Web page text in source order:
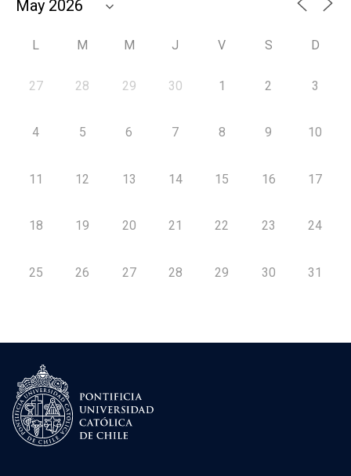
L M M J V S D
27 28 29 30 1 2 3
4 5 6 7 8 9 10
11 12 13 14 15 16 17
18 19 20 21 22 23 24
25 26 27 28 29 30 31